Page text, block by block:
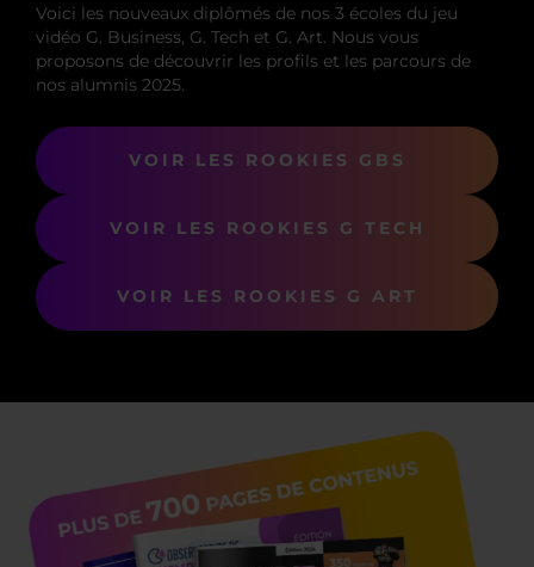
Voici les nouveaux diplômés de nos 3 écoles du jeu
vidéo G. Business, G. Tech et G. Art. Nous vous
proposons de découvrir les profils et les parcours de
nos alumnis 2025.
VOIR LES ROOKIES GBS
VOIR LES ROOKIES G TECH
VOIR LES ROOKIES G ART